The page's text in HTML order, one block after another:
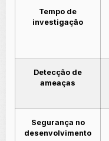
Tempo de
investigação
Detecção de
ameaças
Segurança no
desenvolvimento